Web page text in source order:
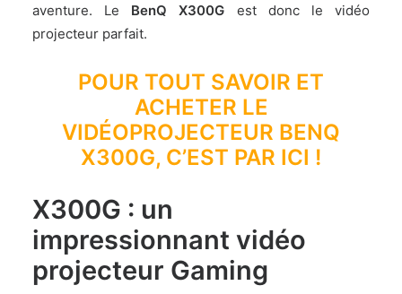
aventure. Le BenQ X300G est donc le vidéo
projecteur parfait.
POUR TOUT SAVOIR ET
ACHETER LE
VIDÉOPROJECTEUR BENQ
X300G, C’EST PAR ICI !
X300G : un
impressionnant vidéo
projecteur Gaming